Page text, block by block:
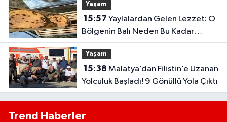
Yaşam
15:57
Bölgenin Balı Neden Bu Kadar
Özel?
Yaşam
15:38
Yolculuk Başladı! 9 Gönüllü Yola Çıktı
Trend Haberler